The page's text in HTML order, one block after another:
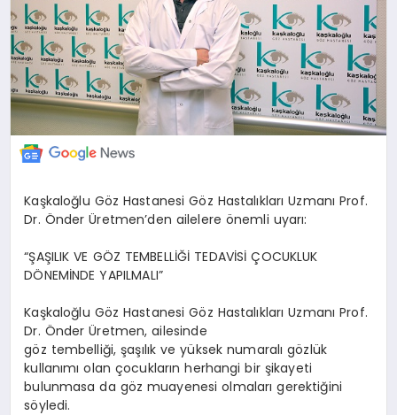
Kaşkaloğlu Göz Hastanesi Göz Hastalıkları Uzmanı Prof.
Dr. Önder Üretmen’den ailelere önemli uyarı:
“ŞAŞILIK VE GÖZ TEMBELLİĞİ TEDAVİSİ ÇOCUKLUK
DÖNEMİNDE YAPILMALI”
Kaşkaloğlu Göz Hastanesi Göz Hastalıkları Uzmanı Prof.
Dr. Önder Üretmen, ailesinde
göz tembelliği, şaşılık ve yüksek numaralı gözlük
kullanımı olan çocukların herhangi bir şikayeti
bulunmasa da göz muayenesi olmaları gerektiğini
söyledi.